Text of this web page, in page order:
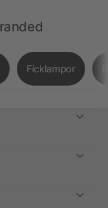
Ficklampor